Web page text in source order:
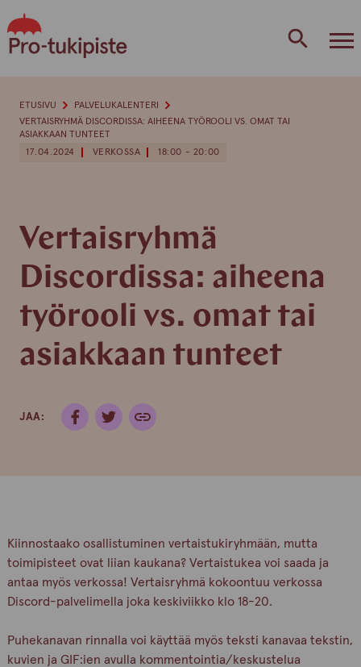
to
content
17.04.2024 VERKOSSA 18:00 - 20:00
Vertaisryhmä
Discordissa: aiheena
työrooli vs. omat tai
asiakkaan tunteet
JAA:
ETUSIVU
PALVELUKALENTERI
VERTAISRYHMÄ DISCORDISSA: AIHEENA TYÖROOLI VS. OMAT TAI
ASIAKKAAN TUNTEET
Kiinnostaako osallistuminen vertaistukiryhmään, mutta
toimipisteet ovat liian kaukana? Vertaistukea voi saada ja
antaa myös verkossa! Vertaisryhmä kokoontuu verkossa
Discord-palvelimella joka keskiviikko klo 18-20.
Puhekanavan rinnalla voi käyttää myös teksti kanavaa tekstin,
kuvien ja GIF:ien avulla kommentointia/keskustelua